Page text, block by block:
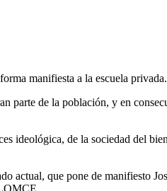
manifiesta a la escuela privada.
parte de la población, y en
ideológica, de la sociedad del
actual, que pone de manifiesto